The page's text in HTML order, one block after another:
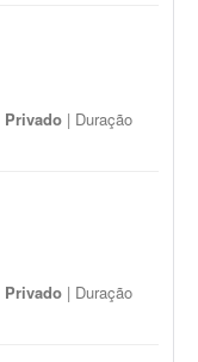
Privado | Duração
Privado | Duração